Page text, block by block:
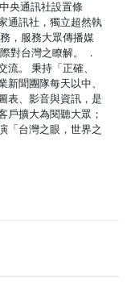
央通訊社設置條
通訊社，獨立超然執
，服務大眾傳播媒
對台灣之瞭解。 ．
。 秉持「正確、
聞團隊每天以中、
表、影音與資訊，是
戶擴大為閱聽大眾；
「台灣之眼，世界之